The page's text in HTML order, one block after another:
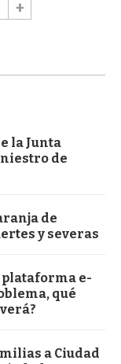
la Junta
de
de
y severas
plataforma e-
qué
a Ciudad